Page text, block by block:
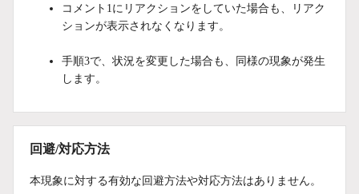
コメント1にリアクションをしていた場合も、リアク
ションが表示されなくなります。
手順3で、状況を変更した場合も、同様の現象が発生
します。
回避/対応方法
本現象に対する有効な回避方法や対応方法はありません。